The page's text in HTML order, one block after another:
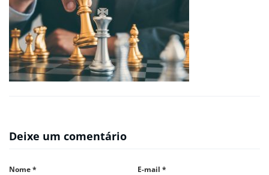
Deixe um comentário
Nome* E-mail *